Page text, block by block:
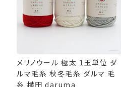
メリノウール 極太 1玉単位 ダ
ルマ毛糸 秋冬毛糸 ダルマ 毛
糸 横田 daruma